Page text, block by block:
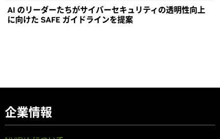
AI のリーダーたちがサイバーセキュリティの透明性向上
に向けた SAFE ガイドラインを提案
企業情報